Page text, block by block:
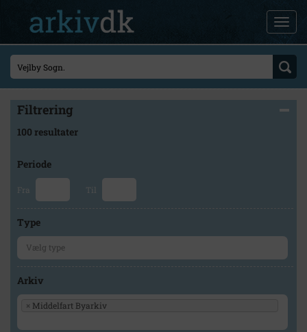
Filtrering
100 resultater
Periode
Fra Til
Type
Arkiv
× Middelfart Byarkiv